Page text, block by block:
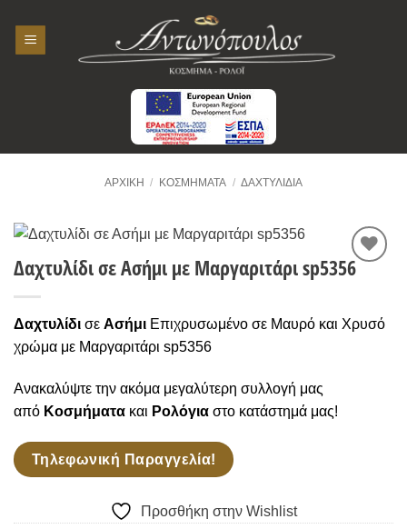
content
ΑΡΧΙΚΉ / ΚΟΣΜΉΜΑΤΑ / ΔΑΧΤΥΛΊΔΙΑ
Προσθήκη
Δαχτυλίδι σε Ασήμι με Μαργαριτάρι sp5356
Δαχτυλίδι σε Ασήμι Επιχρυσωμένο σε Μαυρό και Χρυσό
χρώμα με Μαργαριτάρι sp5356
Ανακαλύψτε την ακόμα μεγαλύτερη συλλογή μας
από Κοσμήματα και Ρολόγια στο κατάστημά μας!
Τηλεφωνική Παραγγελία!
Προσθήκη στην Wishlist